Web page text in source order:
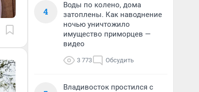
4
Воды по колено, дома
затоплены. Как наводнение
ночью уничтожило
имущество приморцев —
видео
3 773 Обсудить
Владивосток простился с